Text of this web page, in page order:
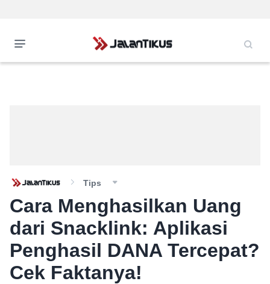
Tips
Cara Menghasilkan Uang
dari Snacklink: Aplikasi
Penghasil DANA Tercepat?
Cek Faktanya!